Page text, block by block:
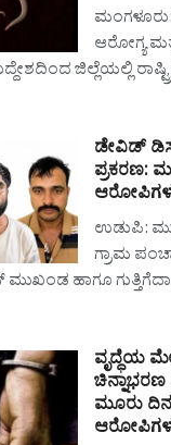
ಆರೋಗ್ಯ
ಜಿಲ್ಲೆಯಲ್ಲಿ
ಡೇವಿಡ್
ಪ್ರಕರಣ:
ಉಡುಪಿ:
ಗ್ರಾಮ
ಮುಖಂಡ ಹಾಗೂ
ವೃದ್ಧೆಯ
ಮೂರು